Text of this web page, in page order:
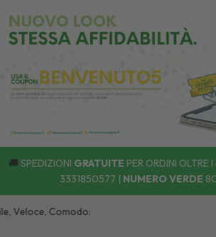
🚚 SPEDIZIONI GRATUITE PER ORDINI OLTRE
3331850577 | NUMERO VERDE
Comodo: